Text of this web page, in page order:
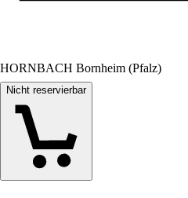
HORNBACH Bornheim (Pfalz)
Nicht reservierbar